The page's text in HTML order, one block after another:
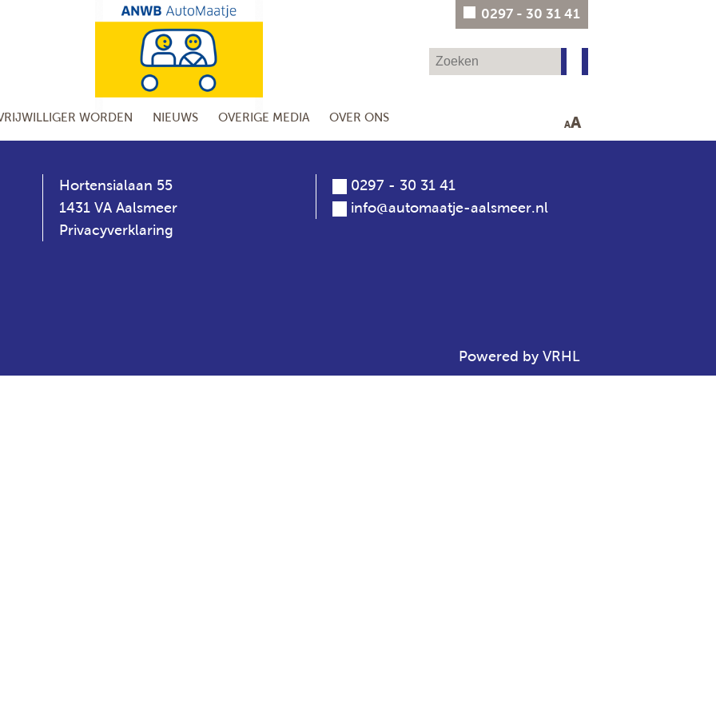
0297 - 30 31 41
WORDEN NIEUWS OVERIGE MEDIA OVER ONS
AA
Hortensialaan 55
1431 VA Aalsmeer
Privacyverklaring
0297 - 30 31 41
info@automaatje-aalsmeer.nl
Powered by VRHL